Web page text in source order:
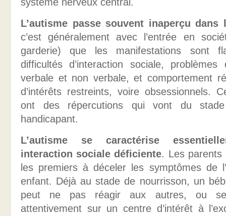
L’autisme passe souvent inaperçu dans
c’est généralement avec l’entrée en
garderie) que les manifestations sont
difficultés d’interaction sociale, problèmes
verbale et non verbale, et comportement
d’intérêts restreints, voire obsessionnels.
ont des répercutions qui vont du
handicapant.
L’autisme se caractérise
interaction sociale déficiente. Les parents
les premiers à déceler les symptômes de
enfant. Déjà au stade de nourrisson, un
peut ne pas réagir aux autres, ou
attentivement sur un centre d’intérêt à